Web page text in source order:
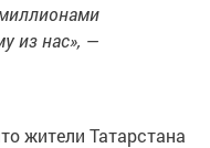
из нас», —
жители Татарстана